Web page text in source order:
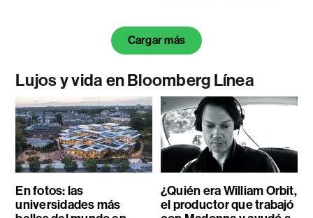
Cargar más
Lujos y vida en Bloomberg Línea
En fotos: las
universidades más
¿Quién era William Orbit,
el productor que trabajó